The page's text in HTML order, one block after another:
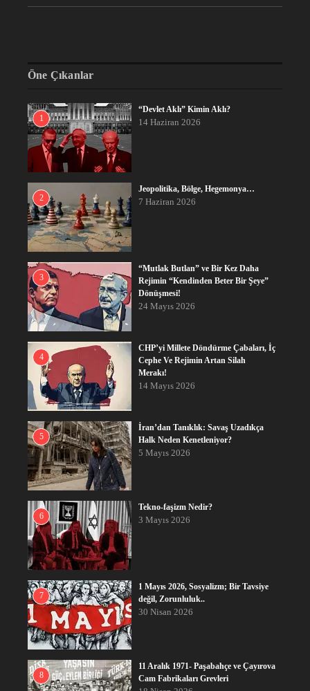
Öne Çıkanlar
1
“Devlet Aklı” Kimin Aklı?
14 Haziran 2026
2
Jeopolitika, Bölge, Hegemonya…
7 Haziran 2026
3
“Mutlak Butlan” ve Bir Kez Daha
Rejimin “Kendinden Beter Bir Şeye”
Dönüşmesi!
24 Mayıs 2026
4
CHP’yi Millete Döndürme Çabaları, İç
Cephe Ve Rejimin Artan Silah
Merakı!
14 Mayıs 2026
5
İran’dan Tanıklık: Savaş Uzadıkça
Halk Neden Kenetleniyor?
5 Mayıs 2026
6
Tekno-faşizm Nedir?
3 Mayıs 2026
7
1 Mayıs 2026, Sosyalizm; Bir Tavsiye
değil, Zorunluluk..
30 Nisan 2026
8
11 Aralık 1971- Paşabahçe ve Çayırova
Cam Fabrikaları Grevleri